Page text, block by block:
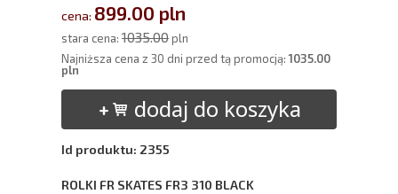
cena: 899.00 pln
stara cena: 1035.00pln
Najniższa cena z 30 dni przed tą promocją:1035.00
pln
dodaj do koszyka
Id produktu: 2355
ROLKI FR SKATES FR3 310 BLACK